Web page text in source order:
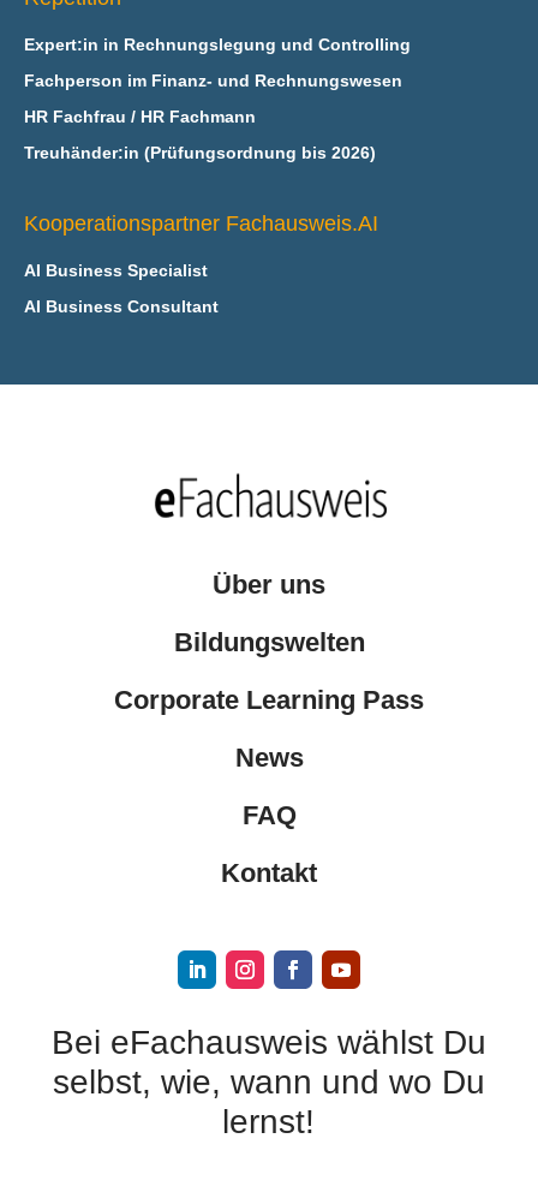
Expert:in in Rechnungslegung und Controlling
Fachperson im Finanz- und Rechnungswesen
HR Fachfrau / HR Fachmann
Treuhänder:in (Prüfungsordnung bis 2026)
Kooperationspartner Fachausweis.AI
AI Business Specialist
AI Business Consultant
Über uns
Bildungswelten
Corporate Learning Pass
News
FAQ
Kontakt
Bei eFachausweis wählst Du
selbst, wie, wann und wo Du
lernst!